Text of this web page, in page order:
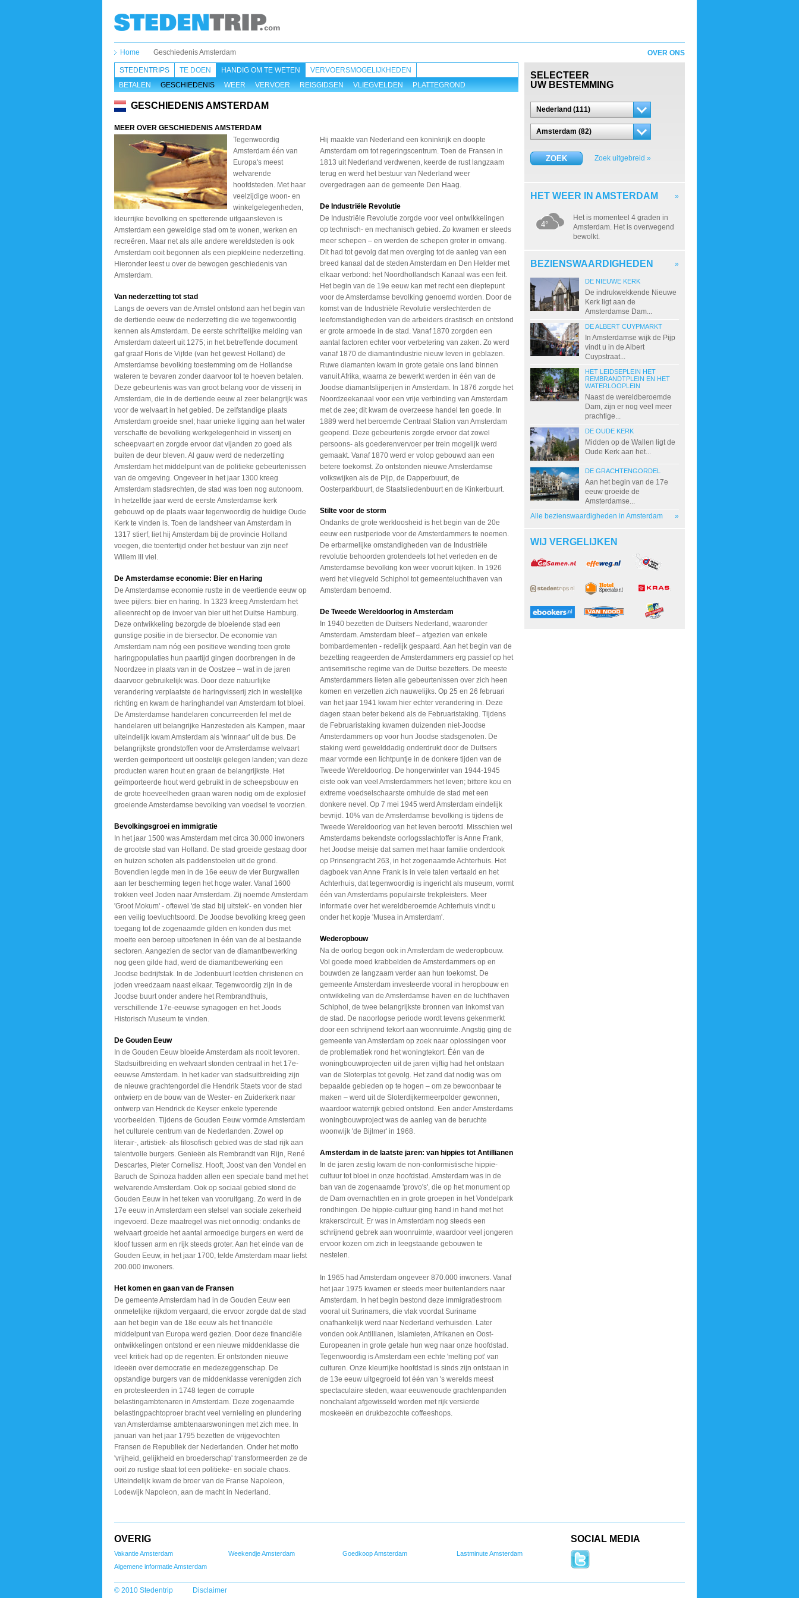
Home Geschiedenis Amsterdam
STEDENTRIPS TE DOEN
HANDIG OM TE WETEN
BETALEN
GESCHIEDENIS WEER VERVOER REISGIDSEN VLIEGVELDEN PLATTEGROND
VERVOERSMOGELIJKHEDEN
GESCHIEDENIS AMSTERDAM
MEER OVER GESCHIEDENIS AMSTERDAM
Tegenwoordig
Amsterdam één van
Europa's meest
welvarende
hoofdsteden. Met haar
veelzijdige woon- en
winkelgelegenheden,
kleurrijke bevolking en spetterende uitgaansleven is
Amsterdam een geweldige stad om te wonen, werken en
recreëren. Maar net als alle andere wereldsteden is ook
Amsterdam ooit begonnen als een piepkleine nederzetting.
Hieronder leest u over de bewogen geschiedenis van
Amsterdam.
Van nederzetting tot stad
Langs de oevers van de Amstel ontstond aan het begin van
de dertiende eeuw de nederzetting die we tegenwoordig
kennen als Amsterdam. De eerste schriftelijke melding van
Amsterdam dateert uit 1275; in het betreffende document
gaf graaf Floris de Vijfde (van het gewest Holland) de
Amsterdamse bevolking toestemming om de Hollandse
wateren te bevaren zonder daarvoor tol te hoeven betalen.
Deze gebeurtenis was van groot belang voor de visserij in
Amsterdam, die in de dertiende eeuw al zeer belangrijk was
voor de welvaart in het gebied. De zelfstandige plaats
Amsterdam groeide snel; haar unieke ligging aan het water
verschafte de bevolking werkgelegenheid in visserij en
scheepvaart en zorgde ervoor dat vijanden zo goed als
buiten de deur bleven. Al gauw werd de nederzetting
Amsterdam het middelpunt van de politieke gebeurtenissen
van de omgeving. Ongeveer in het jaar 1300 kreeg
Amsterdam stadsrechten, de stad was toen nog autonoom.
In hetzelfde jaar werd de eerste Amsterdamse kerk
gebouwd op de plaats waar tegenwoordig de huidige Oude
Kerk te vinden is. Toen de landsheer van Amsterdam in
1317 stierf, liet hij Amsterdam bij de provincie Holland
voegen, die toentertijd onder het bestuur van zijn neef
Willem III viel.
De Amsterdamse economie: Bier en Haring
De Amsterdamse economie rustte in de veertiende eeuw op
twee pijlers: bier en haring. In 1323 kreeg Amsterdam het
alleenrecht op de invoer van bier uit het Duitse Hamburg.
Deze ontwikkeling bezorgde de bloeiende stad een
gunstige positie in de biersector. De economie van
Amsterdam nam nóg een positieve wending toen grote
haringpopulaties hun paartijd gingen doorbrengen in de
Noordzee in plaats van in de Oostzee – wat in de jaren
daarvoor gebruikelijk was. Door deze natuurlijke
verandering verplaatste de haringvisserij zich in westelijke
richting en kwam de haringhandel van Amsterdam tot bloei.
De Amsterdamse handelaren concurreerden fel met de
handelaren uit belangrijke Hanzesteden als Kampen, maar
uiteindelijk kwam Amsterdam als 'winnaar' uit de bus. De
belangrijkste grondstoffen voor de Amsterdamse welvaart
werden geïmporteerd uit oostelijk gelegen landen; van deze
producten waren hout en graan de belangrijkste. Het
geïmporteerde hout werd gebruikt in de scheepsbouw en
de grote hoeveelheden graan waren nodig om de explosief
groeiende Amsterdamse bevolking van voedsel te voorzien.
Bevolkingsgroei en immigratie
In het jaar 1500 was Amsterdam met circa 30.000 inwoners
de grootste stad van Holland. De stad groeide gestaag door
en huizen schoten als paddenstoelen uit de grond.
Bovendien legde men in de 16e eeuw de vier Burgwallen
aan ter bescherming tegen het hoge water. Vanaf 1600
trokken veel Joden naar Amsterdam. Zij noemde Amsterdam
'Groot Mokum' - oftewel 'de stad bij uitstek'- en vonden hier
een veilig toevluchtsoord. De Joodse bevolking kreeg geen
toegang tot de zogenaamde gilden en konden dus met
moeite een beroep uitoefenen in één van de al bestaande
sectoren. Aangezien de sector van de diamantbewerking
nog geen gilde had, werd de diamantbewerking een
Joodse bedrijfstak. In de Jodenbuurt leefden christenen en
joden vreedzaam naast elkaar. Tegenwoordig zijn in de
Joodse buurt onder andere het Rembrandthuis,
verschillende 17e-eeuwse synagogen en het Joods
Historisch Museum te vinden.
De Gouden Eeuw
In de Gouden Eeuw bloeide Amsterdam als nooit tevoren.
Stadsuitbreiding en welvaart stonden centraal in het 17e-
eeuwse Amsterdam. In het kader van stadsuitbreiding zijn
de nieuwe grachtengordel die Hendrik Staets voor de stad
ontwierp en de bouw van de Wester- en Zuiderkerk naar
ontwerp van Hendrick de Keyser enkele typerende
voorbeelden. Tijdens de Gouden Eeuw vormde Amsterdam
het culturele centrum van de Nederlanden. Zowel op
literair-, artistiek- als filosofisch gebied was de stad rijk aan
talentvolle burgers. Genieën als Rembrandt van Rijn, René
Descartes, Pieter Cornelisz. Hooft, Joost van den Vondel en
Baruch de Spinoza hadden allen een speciale band met het
welvarende Amsterdam. Ook op sociaal gebied stond de
Gouden Eeuw in het teken van vooruitgang. Zo werd in de
17e eeuw in Amsterdam een stelsel van sociale zekerheid
ingevoerd. Deze maatregel was niet onnodig: ondanks de
welvaart groeide het aantal armoedige burgers en werd de
kloof tussen arm en rijk steeds groter. Aan het einde van de
Gouden Eeuw, in het jaar 1700, telde Amsterdam maar liefst
200.000 inwoners.
Het komen en gaan van de Fransen
De gemeente Amsterdam had in de Gouden Eeuw een
onmetelijke rijkdom vergaard, die ervoor zorgde datde stad
aan het begin van de 18e eeuw als hetfinanciële
middelpuntvan Europa werd gezien. Door deze financiële
ontwikkelingen ontstond er een nieuwe middenklasse die
veel
kritiek had op de regenten. Er ontstonden nieuwe
ideeën over democratie en medezeggenschap. De
opstandige burgers van de middenklasse verenigden zich
en protesteerden in 1748 tegen de corrupte
belastingambtenaren in Amsterdam. Deze zogenaamde
belastingpachtoproer brachtveel vernieling en plundering
van Amsterdamse ambtenaarswoningen met zich mee. In
januari van het jaar 1795 bezetten de vrijgevochten
Fransen de Republiek der Nederlanden. Onder het motto
'vrijheid, gelijkheid en broederschap' transformeerden ze de
ooit zo rustige staattot een politieke- en sociale chaos.
Uiteindelijk kwam de broer van de Franse Napoleon,
Lodewijk Napoleon, aan de macht in Nederland.
Hij maakte van Nederland een koninkrijk en doopte
Amsterdam om tot regeringscentrum. Toen de Fransen in
1813 uit Nederland verdwenen, keerde de rust langzaam
terug en werd het bestuur van Nederland weer
overgedragen aan de gemeente Den Haag.
De Industriële Revolutie
De Industriële Revolutie zorgde voor veel ontwikkelingen
op technisch- en mechanisch gebied. Zo kwamen er steeds
meer schepen – en werden de schepen groter in omvang.
Dit had tot gevolg dat men overging tot de aanleg van een
breed kanaal dat de steden Amsterdam en Den Helder met
elkaar verbond: het Noordhollandsch Kanaal was een feit.
Het begin van de 19e eeuw kan met recht een dieptepunt
voor de Amsterdamse bevolking genoemd worden. Door de
komst van de Industriële Revolutie verslechterden de
leefomstandigheden van de arbeiders drastisch en ontstond
er grote armoede in de stad. Vanaf 1870 zorgden een
aantal factoren echter voor verbetering van zaken. Zo werd
vanaf 1870 de diamantindustrie nieuw leven in geblazen.
Ruwe diamanten kwam in grote getale ons land binnen
vanuit Afrika, waarna ze bewerkt werden in één van de
Joodse diamantslijperijen in Amsterdam. In 1876 zorgde het
Noordzeekanaal voor een vrije verbinding van Amsterdam
met de zee; dit kwam de overzeese handel ten goede. In
1889 werd het beroemde Centraal Station van Amsterdam
geopend. Deze gebeurtenis zorgde ervoor dat zowel
persoons- als goederenvervoer per trein mogelijk werd
gemaakt. Vanaf 1870 werd er volop gebouwd aan een
betere toekomst. Zo ontstonden nieuwe Amsterdamse
volkswijken als de Pijp, de Dapperbuurt, de
Oosterparkbuurt, de Staatsliedenbuurt en de Kinkerbuurt.
Stilte voor de storm
Ondanks de grote werkloosheid is het begin van de 20e
eeuw een rustperiode voor de Amsterdammers te noemen.
De erbarmelijke omstandigheden van de Industriële
revolutie behoorden grotendeels tot het verleden en de
Amsterdamse bevolking kon weer vooruit kijken. In 1926
werd het vliegveld Schiphol tot gemeenteluchthaven van
Amsterdam benoemd.
De Tweede Wereldoorlog in Amsterdam
In 1940 bezetten de Duitsers Nederland, waaronder
Amsterdam. Amsterdam bleef – afgezien van enkele
bombardementen - redelijk gespaard. Aan het begin van de
bezetting reageerden de Amsterdammers erg passief op het
antisemitische regime van de Duitse bezetters. De meeste
Amsterdammers lieten alle gebeurtenissen over zich heen
komen en verzetten zich nauwelijks. Op 25 en 26 februari
van het jaar 1941 kwam hier echter verandering in. Deze
dagen staan beter bekend als de Februaristaking. Tijdens
de Februaristaking kwamen duizenden niet-Joodse
Amsterdammers op voor hun Joodse stadsgenoten. De
staking werd gewelddadig onderdrukt door de Duitsers
maar vormde een lichtpuntje in de donkere tijden van de
Tweede Wereldoorlog. De hongerwinter van 1944-1945
eiste ook van veel Amsterdammers het leven; bittere kou en
extreme voedselschaarste omhulde de stad met een
donkere nevel. Op 7 mei 1945 werd Amsterdam eindelijk
bevrijd. 10% van de Amsterdamse bevolking is tijdens de
Tweede Wereldoorlog van het leven beroofd. Misschien wel
Amsterdams bekendste oorlogsslachtoffer is Anne Frank,
het Joodse meisje dat samen met haar familie onderdook
op Prinsengracht 263, in het zogenaamde Achterhuis. Het
dagboek van Anne Frank is in vele talen vertaald en het
Achterhuis, dat tegenwoordig is ingericht als museum, vormt
één van Amsterdams populairste trekpleisters. Meer
informatie over het wereldberoemde Achterhuis vindt u
onder het kopje 'Musea in Amsterdam'.
Wederopbouw
Na de oorlog begon ook in Amsterdam de wederopbouw.
Vol goede moed krabbelden de Amsterdammers op en
bouwden ze langzaam verder aan hun toekomst. De
gemeente Amsterdam investeerde vooral in heropbouw en
ontwikkeling van de Amsterdamse haven en de luchthaven
Schiphol, de twee belangrijkste bronnen van inkomst van
de stad. De naoorlogse periode wordt tevens gekenmerkt
door een schrijnend tekort aan woonruimte. Angstig ging de
gemeente van Amsterdam op zoek naar oplossingen voor
de problematiek rond het woningtekort. Één van de
woningbouwprojecten uit de jaren vijftig had het ontstaan
van de Sloterplas tot gevolg. Het zand dat nodig was om
bepaalde gebieden op te hogen – om ze bewoonbaar te
maken – werd uit de Sloterdijkermeerpolder gewonnen,
waardoor waterrijk gebied ontstond. Een ander Amsterdams
woningbouwproject was de aanleg van de beruchte
woonwijk 'de Bijlmer' in 1968.
Amsterdam in de laatste jaren: van hippies tot Antillianen
In de jaren zestig kwam de non-conformistische hippie-
cultuur tot bloei in onze hoofdstad. Amsterdam was in de
ban van de zogenaamde 'provo's', die op het monument op
de Dam overnachtten en in grote groepen in het Vondelpark
rondhingen. De hippie-cultuur ging hand in hand met het
krakerscircuit. Er was in Amsterdam nog steeds een
schrijnend gebrek aan woonruimte, waardoor veel jongeren
ervoor kozen om zich in leegstaande gebouwen te
nestelen.
In 1965 had Amsterdam ongeveer 870.000 inwoners. Vanaf
het jaar 1975 kwamen er steeds meer buitenlanders naar
Amsterdam. In het begin bestond deze immigratiestroom
vooral uit Surinamers, die vlak voordat Suriname
onafhankelijk werd naar Nederland verhuisden. Later
vonden ook Antillianen, Islamieten, Afrikanen en Oost-
Europeanen in grote getale hun weg naar onze hoofdstad.
Tegenwoordig is Amsterdam een echte 'melting pot' van
culturen. Onze kleurrijke hoofdstad is sinds zijn ontstaan in
de 13e eeuw uitgegroeid tot één van 's werelds meest
spectaculaire steden, waar eeuwenoude grachtenpanden
nonchalant afgewisseld worden met rijk versierde
moskeeën en drukbezochte coffeeshops.
OVER ONS
SELECTEER
UW BESTEMMING
Nederland (111)
Amsterdam (82)
ZOEK Zoek uitgebreid »
HET WEER IN AMSTERDAM »
4°
Het is momenteel 4 graden in
Amsterdam. Het is overwegend
bewolkt.
BEZIENSWAARDIGHEDEN »
DE NIEUWE KERK
De indrukwekkende Nieuwe
Kerk ligt aan de
Amsterdamse Dam...
DE ALBERT CUYPMARKT
In Amsterdamse wijk de Pijp
vindt u in de Albert
Cuypstraat...
HET LEIDSEPLEIN HET
REMBRANDTPLEIN EN HET
WATERLOOPLEIN
Naast de wereldberoemde
Dam, zijn er nog veel meer
prachtige...
DE OUDE KERK
Midden op de Wallen ligt de
Oude Kerk aan het...
DE GRACHTENGORDEL
Aan het begin van de 17e
eeuw groeide de
Amsterdamse...
Alle bezienswaardigheden in Amsterdam
»
WIJ VERGELIJKEN
OVERIG
Vakantie Amsterdam
Algemene informatie Amsterdam
Weekendje Amsterdam Goedkoop Amsterdam Lastminute Amsterdam
SOCIAL MEDIA
© 2010 Stedentrip Disclaimer